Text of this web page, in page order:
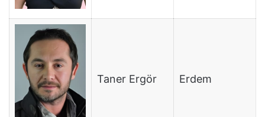
Taner Ergör Erdem